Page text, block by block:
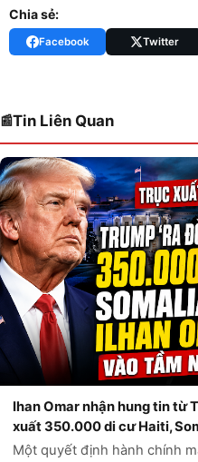
Chia sẻ:
Facebook Twitter
Tin Liên Quan
Ihan Omar nhận hung tin từ
xuất 350.000 di cư Haiti,
Một quyết định hành chính